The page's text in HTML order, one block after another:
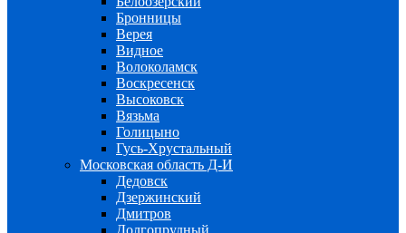
Бронницы
Верея
Видное
Волоколамск
Воскресенск
Высоковск
Вязьма
Голицыно
Гусь-Хрустальный
Московская область Д-И
Дедовск
Дзержинский
Дмитров
Долгопрудный